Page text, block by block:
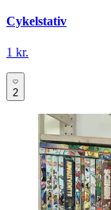
Cykelstativ
1 kr.
2